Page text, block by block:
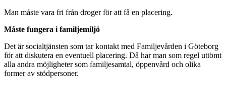
Man måste vara fri från droger för att få en placering.
Måste fungera i familjemiljö
Det är socialtjänsten som tar kontakt med Familjevården i Göteborg
för att diskutera en eventuell placering. Då har man som regel uttömt
alla andra möjligheter som familjesamtal, öppenvård och olika
former av stödpersoner.